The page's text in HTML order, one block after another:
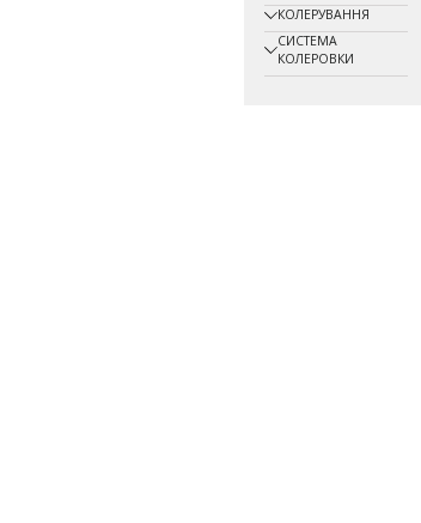
КОЛЕРУВАННЯ
СИСТЕМА
КОЛЕРОВКИ